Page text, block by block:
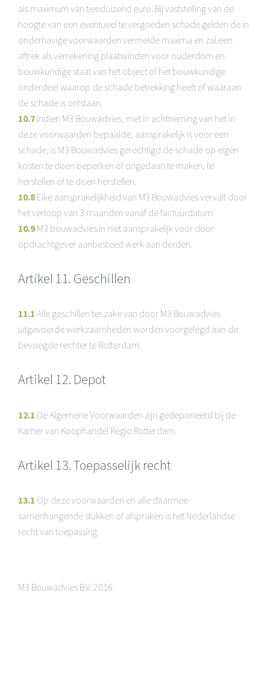
als maximum van tienduizend euro. Bij vaststelling van de
hoogte van een eventueel te vergoeden schade gelden de in
onderhavige voorwaarden vermelde maxima en zal een
aftrek als verrekening plaatsvinden voor ouderdom en
bouwkundige staat van het object of het bouwkundige
onderdeel waarop de schade betrekking heeft of waaraan
de schade is ontstaan.
10.7 Indien M3 Bouwadvies, met in achtneming van het in
deze voorwaarden bepaalde, aansprakelijk is voor een
schade, is M3 Bouwadvies gerechtigd de schade op eigen
kosten te doen beperken of ongedaan te maken, te
herstellen of te doen herstellen.
10.8 Elke aansprakelijkheid van M3 Bouwadvies vervalt door
het verloop van 3 maanden vanaf de factuurdatum.
10.9M3 bouwadvies in niet aansprakelijk voor door
opdrachtgever aanbesteed werk aan derden.
Artikel 11. Geschillen
11.1 Alle geschillen ter zake van door M3 Bouwadvies
uitgevoerde werkzaamheden worden voorgelegd aan de
bevoegde rechter te Rotterdam.
Artikel 12. Depot
12.1 De Algemene Voorwaarden zijn gedeponeerd bij de
Kamer van Koophandel Regio Rotterdam.
Artikel 13. Toepasselijk recht
13.1 Op deze voorwaarden en alle daarmee
samenhangende stukken of afspraken is het Nederlandse
recht van toepassing.
M3 Bouwadvies B.V. 2016